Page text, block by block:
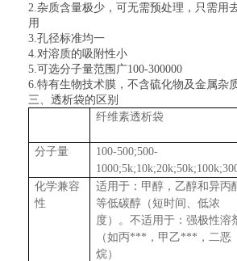
2.杂质含量极少，可无需预处理，只需用
用
3.孔径标准均一
4.对溶质的吸附性小
5.可选分子量范围广100-300000
6.特有生物技术膜，不含硫化物及金属杂
三、透析袋的区别
纤维素透析袋
分子量
100-500;500-
化学兼容
性
适用于：甲醇，乙醇和异丙
等低碳醇（短时间、低浓
度）。不适用于：强极性溶
（如丙***，甲乙***，二恶
烷）